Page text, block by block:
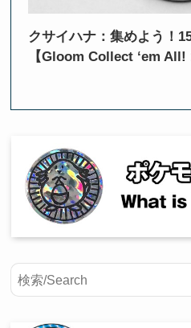
クサイハナ：集めよう！
【Gloom Collect ‘em All!